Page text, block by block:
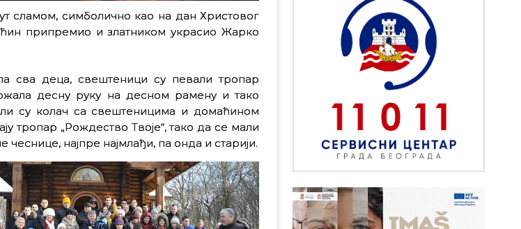
сламом, симболично као на дан Христовог
припремио и златником украсио Жарко
сва деца, свештеници су певали тропар
десну руку на десном рамену и тако
су колач са свештеницима и домаћином
тропар „Рождество Твоје“, тако да се мали
најпре најмлађи, па онда и старији.